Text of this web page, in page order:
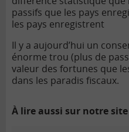
passifs que les pays
les pays enregistrent
Il y a aujourd’hui un
énorme trou (plus de
valeur des fortunes que
dans les paradis fiscaux.
À lire aussi sur notre site